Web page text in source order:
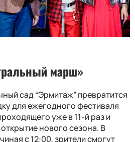
марш»
сад “Эрмитаж” превратится
для ежегодного фестиваля
уже в 11-й раз и
нового сезона. В
с 12:00, зрители смогут